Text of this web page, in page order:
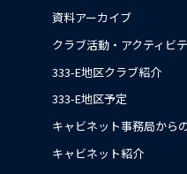
資料アーカイブ
クラブ活動・アクティビ
333-E地区クラブ紹介
333-E地区予定
キャビネット事務局から
キャビネット紹介